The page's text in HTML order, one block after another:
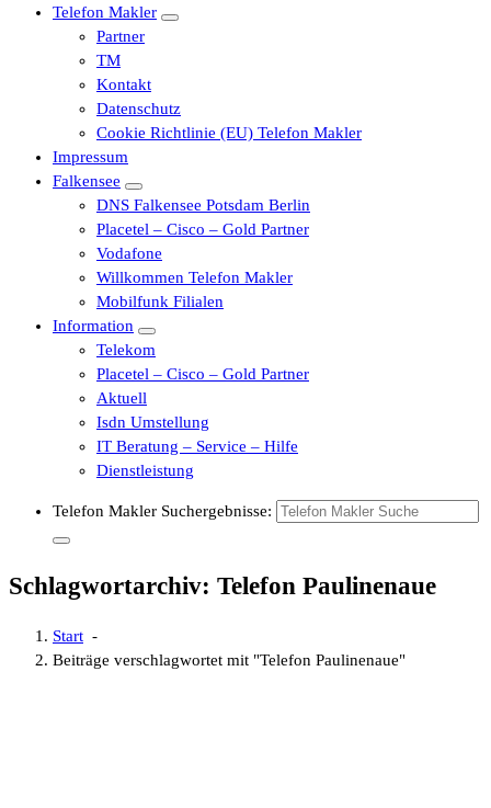
Telefon Makler
Partner
TM
Kontakt
Datenschutz
Cookie Richtlinie (EU) Telefon Makler
Impressum
Falkensee
DNS Falkensee Potsdam Berlin
Placetel – Cisco – Gold Partner
Vodafone
Willkommen Telefon Makler
Mobilfunk Filialen
Information
Telekom
Placetel – Cisco – Gold Partner
Aktuell
Isdn Umstellung
IT Beratung – Service – Hilfe
Dienstleistung
Telefon Makler Suchergebnisse:
Schlagwortarchiv: Telefon Paulinenaue
Start -
Beiträge verschlagwortet mit "Telefon Paulinenaue"